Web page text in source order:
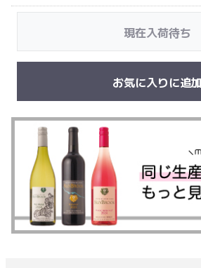
現在入荷待ち
お気に入りに追加